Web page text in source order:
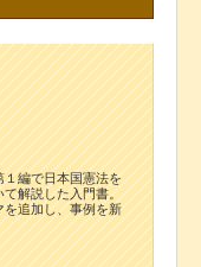
１編で日本国憲法を
て解説した入門書。
を追加し、事例を新